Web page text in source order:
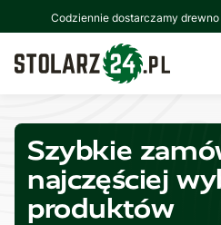
Codziennie dostarczamy
Szybkie
najczęściej
produktów